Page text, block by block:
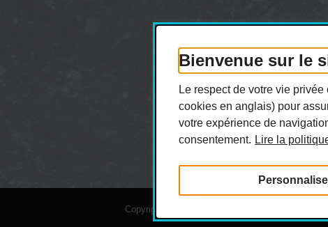
Bienvenue sur le
Le respect de votre vie
cookies en anglais) pour
votre expérience de
consentement. Lire la
Copyright © 2026 Hiboux de Montréal. Tous droits